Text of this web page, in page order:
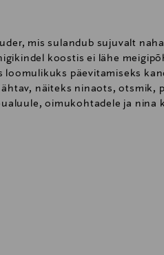
mis sulandub sujuvalt
koostis ei lähe
loomulikuks päevitamiseks
näiteks ninaots, otsmik,
oimukohtadele ja nina